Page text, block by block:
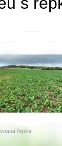
řepka